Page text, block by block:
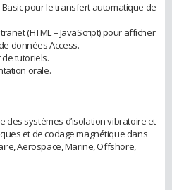
pour le transfert automatique de
(HTML – JavaScript) pour afficher
données Access.
tutoriels.
orale.
des systèmes d’isolation vibratoire et
et de codage magnétique dans
Aerospace, Marine, Offshore,